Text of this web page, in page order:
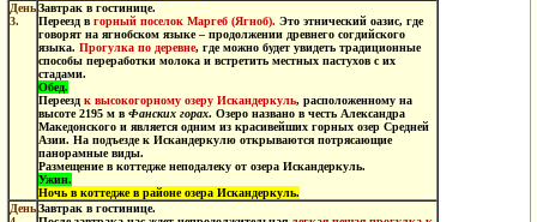
День
3.
Завтрак в гостинице.
Переезд в горный поселок Маргеб (Ягноб). Это этнический оазис, где
говорят на ягнобском языке – продолжении древнего согдийского
языка. Прогулка по деревне, где можно будет увидеть традиционные
способы переработки молока и встретить местных пастухов с их
стадами.
Обед.
Переезд к высокогорному озеру Искандеркуль, расположенному на
высоте 2195 м в Фанских горах. Озеро названо в честь Александра
Македонского и является одним из красивейших горных озер Средней
Азии. На подъезде к Искандеркулю открываются потрясающие
панорамные виды.
Размещение в коттедже неподалеку от озера Искандеркуль.
Ужин.
Ночь в коттедже в районе озера Искандеркуль.
ДеньЗавтрак в гостинице.